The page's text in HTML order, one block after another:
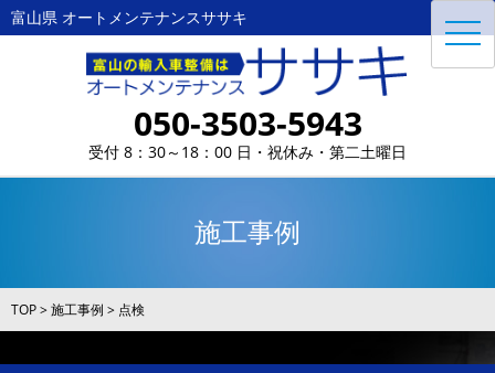
富山県 オートメンテナンスササキ
050-3503-5943
受付 8：30～18：00 日・祝休み・第二土曜日
施工事例
TOP>施工事例 > 点検